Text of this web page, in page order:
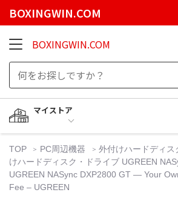
BOXINGWIN.COM
BOXINGWIN.COM
マイストア
TOP PC周辺機器 外付けハードディス
けハードディスク・ドライブ UGREEN
UGREEN NASync DXP2800 GT — Your
Fee – UGREEN